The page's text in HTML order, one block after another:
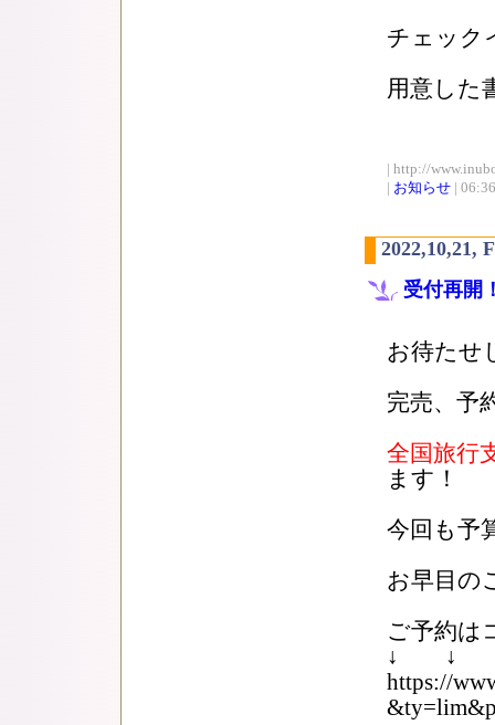
チェック
用意した
| http://
| お知らせ |
2022,10,21,
受付再
お待たせ
完売、予
全国旅行
ます！
今回も予
お早目の
ご予約は
↓ ↓
https://